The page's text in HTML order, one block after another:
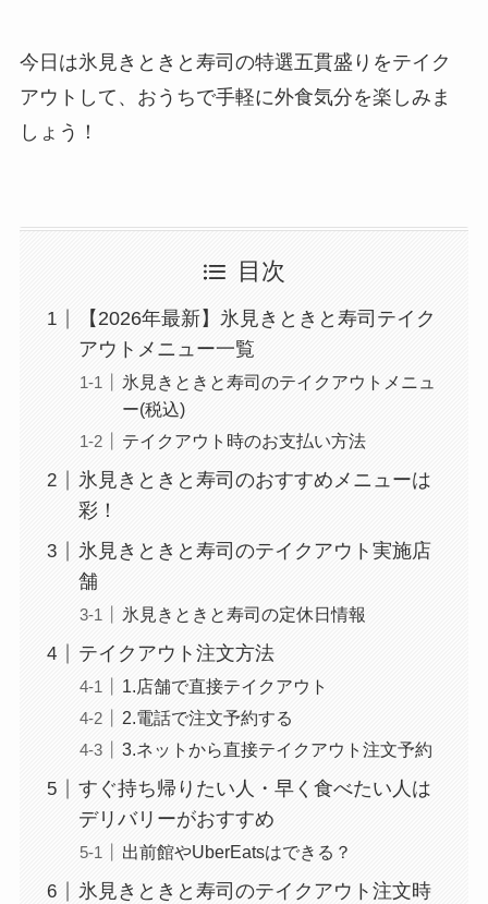
今日は氷見きときと寿司の特選五貫盛りをテイク
アウトして、おうちで手軽に外食気分を楽しみま
しょう！
目次
【2026年最新】氷見きときと寿司テイク
アウトメニュー一覧
氷見きときと寿司のテイクアウトメニュ
ー(税込)
テイクアウト時のお支払い方法
氷見きときと寿司のおすすめメニューは
彩！
氷見きときと寿司のテイクアウト実施店
舗
氷見きときと寿司の定休日情報
テイクアウト注文方法
1.店舗で直接テイクアウト
2.電話で注文予約する
3.ネットから直接テイクアウト注文予約
すぐ持ち帰りたい人・早く食べたい人は
デリバリーがおすすめ
出前館やUberEatsはできる？
氷見きときと寿司のテイクアウト注文時